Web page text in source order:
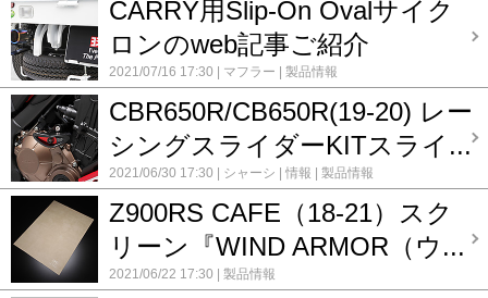
CARRY用Slip-On Ovalサイク
ロンのweb記事ご紹介
2021/07/16 17:30 マフラー 製品情報
CBR650R/CB650R(19-20) レー
シングスライダーKITスライ...
2021/06/30 17:30 シャーシ 情報 製品情報
Z900RS CAFE（18-21）スク
リーン『WIND ARMOR（ウ...
2021/06/22 17:30 製品情報